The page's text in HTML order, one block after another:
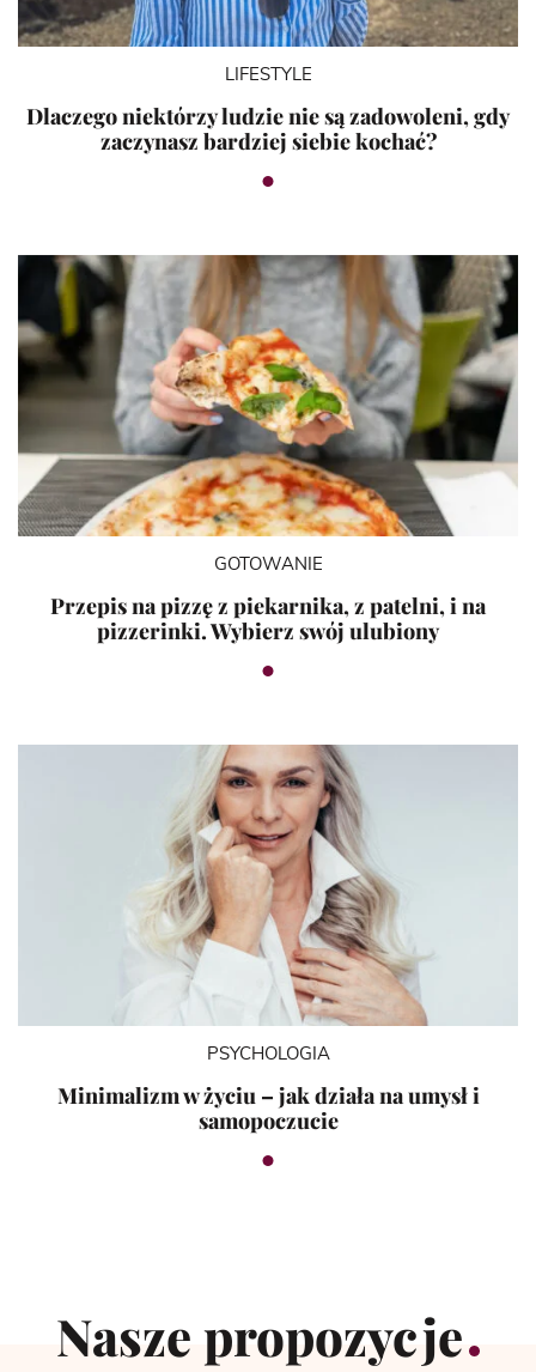
LIFESTYLE
Dlaczego niektórzy ludzie nie są zadowoleni, gdy
zaczynasz bardziej siebie kochać?
GOTOWANIE
Przepis na pizzę z piekarnika, z patelni, i na
pizzerinki. Wybierz swój ulubiony
PSYCHOLOGIA
Minimalizm w życiu – jak działa na umysł i
samopoczucie
Nasze propozycje